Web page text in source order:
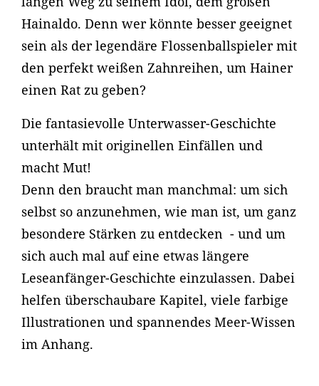
Hainaldo. Denn wer könnte besser geeignet
sein als der legendäre Flossenballspieler mit
den perfekt weißen Zahnreihen, um Hainer
einen Rat zu geben?
Die fantasievolle Unterwasser-Geschichte
unterhält mit originellen Einfällen und
macht Mut!
Denn den braucht man manchmal: um sich
selbst so anzunehmen, wie man ist, um ganz
besondere Stärken zu entdecken - und um
sich auch mal auf eine etwas längere
Leseanfänger-Geschichte einzulassen. Dabei
helfen überschaubare Kapitel, viele farbige
Illustrationen und spannendes Meer-Wissen
im Anhang.